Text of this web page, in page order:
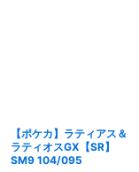
【ポケカ】ラティアス＆
ラティオスGX【SR】
SM9 104/095